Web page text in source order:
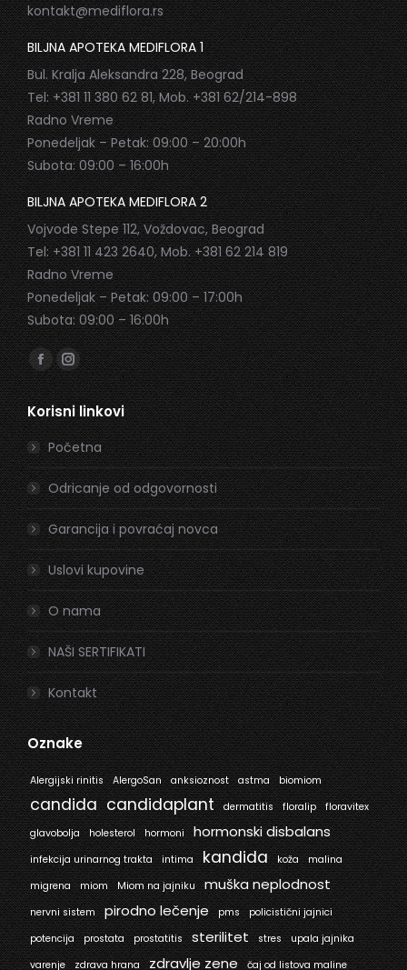
kontakt@mediflora.rs
BILJNA APOTEKA MEDIFLORA 1
Bul. Kralja Aleksandra 228, Beograd
Tel: +381 11 380 62 81, Mob. +381 62/214-898
Radno Vreme
Ponedeljak – Petak: 09:00 – 20:00h
Subota: 09:00 – 16:00h
BILJNA APOTEKA MEDIFLORA 2
Vojvode Stepe 112, Voždovac, Beograd
Tel: +381 11 423 2640, Mob. +381 62 214 819
Radno Vreme
Ponedeljak – Petak: 09:00 – 17:00h
Subota: 09:00 – 16:00h
Find us on:
Facebook
page
opens
in
new
window
Instagram
page
opens
in
new
window
Korisni linkovi
Početna
Odricanje od odgovornosti
Garancija i povraćaj novca
Uslovi kupovine
O nama
NAŠI SERTIFIKATI
Kontakt
Oznake
Alergijski rinitis AlergoSan anksioznost astma biomiom
candida candidaplant dermatitis floralip
floravitex
glavobolja
holesterol hormoni hormonski disbalans
infekcija urinarnog trakta intima kandida koža
malina
migrena
miom Miom na jajniku muška neplodnost
nervni sistem pirodno lečenje pms
policistični jajnici
potencija
prostata prostatitis sterilitet stres
upala jajnika
varenje
zdrava hrana zdravlje zene čaj od listova maline